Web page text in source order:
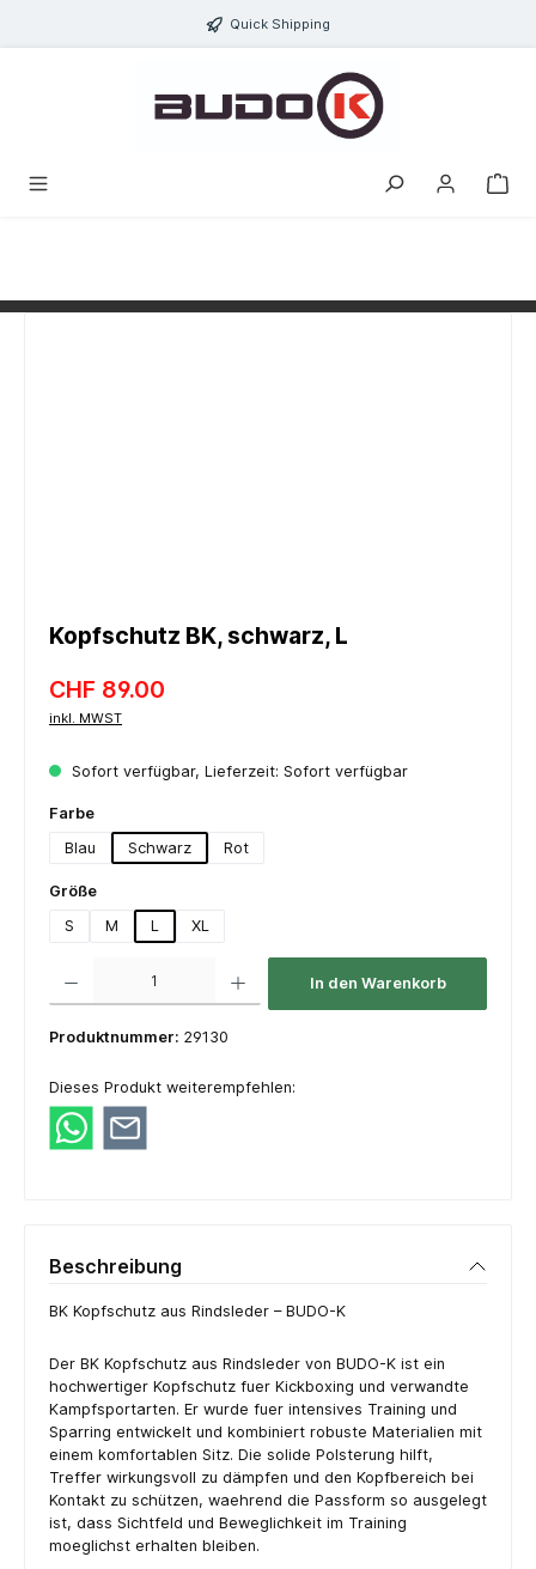
Quick Shipping
Kopfschutz BK, schwarz, L
CHF 89.00
inkl. MWST
Sofort verfügbar, Lieferzeit: Sofort verfügbar
Farbeauswählen
Blau
Schwarz Rot
Größeauswählen
S
M L XL
In den Warenkorb
Produktnummer: 29130
Dieses Produkt weiterempfehlen:
Beschreibung
BK Kopfschutz aus Rindsleder – BUDO-K
Der BK Kopfschutz aus Rindsleder von BUDO-K ist ein
hochwertiger Kopfschutz fuer Kickboxing und verwandte
Kampfsportarten. Er wurde fuer intensives Training und
Sparring entwickelt und kombiniert robuste Materialien mit
einem komfortablen Sitz. Die solide Polsterung hilft,
Treffer wirkungsvoll zu dämpfen und den Kopfbereich bei
Kontakt zu schützen, waehrend die Passform so ausgelegt
ist, dass Sichtfeld und Beweglichkeit im Training
moeglichst erhalten bleiben.